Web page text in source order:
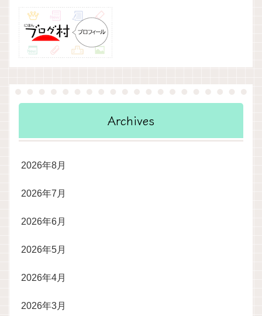
Archives
2026年8月
2026年7月
2026年6月
2026年5月
2026年4月
2026年3月